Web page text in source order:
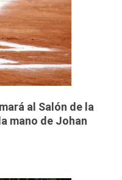
al Salón de la
mano de Johan